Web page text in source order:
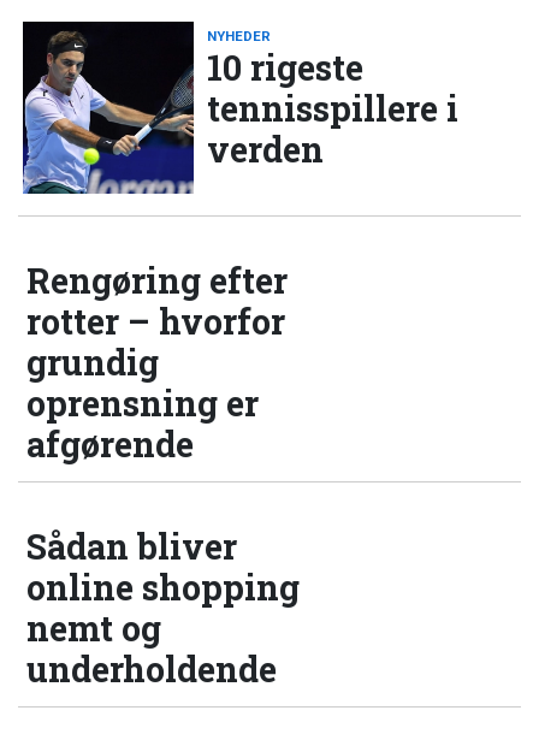
NYHEDER
10 rigeste
tennisspillere i
verden
Rengøring efter
rotter – hvorfor
grundig
oprensning er
afgørende
Sådan bliver
online shopping
nemt og
underholdende